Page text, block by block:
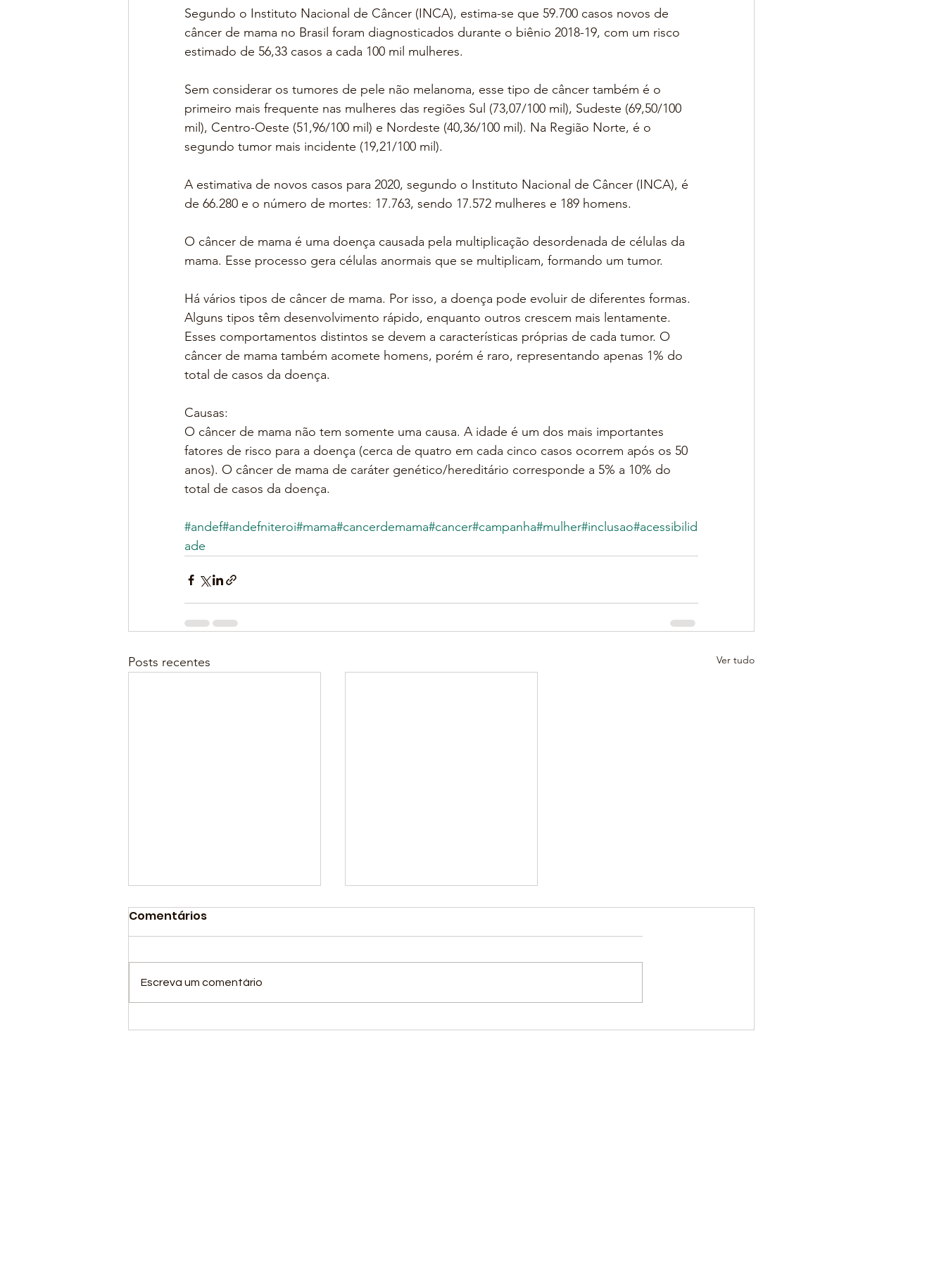
Segundo o Instituto Nacional de Câncer (INCA), estima-se que 59.700 casos novos de
câncer de mama no Brasil foram diagnosticados durante o biênio 2018-19, com um risco
estimado de 56,33 casos a cada 100 mil mulheres.
Sem considerar os tumores de pele não melanoma, esse tipo de câncer também é o
primeiro mais frequente nas mulheres das regiões Sul (73,07/100 mil), Sudeste (69,50/100
mil), Centro-Oeste (51,96/100 mil) e Nordeste (40,36/100 mil). Na Região Norte, é o
segundo tumor mais incidente (19,21/100 mil).
A estimativa de novos casos para 2020, segundo o Instituto Nacional de Câncer (INCA), é
de 66.280 e o número de mortes: 17.763, sendo 17.572 mulheres e 189 homens.
O câncer de mama é uma doença causada pela multiplicação desordenada de células da
mama. Esse processo gera células anormais que se multiplicam, formando um tumor.
Há vários tipos de câncer de mama. Por isso, a doença pode evoluir de diferentes formas.
Alguns tipos têm desenvolvimento rápido, enquanto outros crescem mais lentamente.
Esses comportamentos distintos se devem a características próprias de cada tumor. O
câncer de mama também acomete homens, porém é raro, representando apenas 1% do
total de casos da doença.
Causas:
O câncer de mama não tem somente uma causa. A idade é um dos mais importantes
fatores de risco para a doença (cerca de quatro em cada cinco casos ocorrem após os 50
anos). O câncer de mama de caráter genético/hereditário corresponde a 5% a 10% do
total de casos da doença.
#andef#andefniteroi#mama#cancerdemama#cancer#campanha#mulher#inclusao#acessibilid
ade
Posts recentes Ver tudo
Comentários
Escreva um comentário